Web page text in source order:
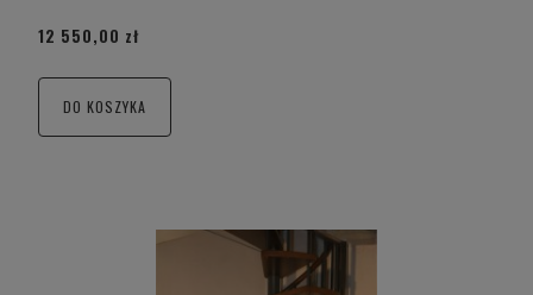
12 550,00 zł
DO KOSZYKA